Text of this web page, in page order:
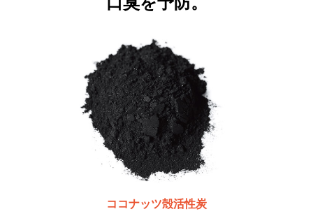
ココナッツ殻活性炭